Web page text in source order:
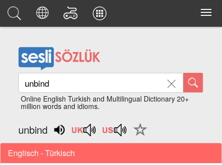
Online English Turkish and Multilingual Dictionary 20+
million words and idioms.
unbind
Englisch - Türkisch